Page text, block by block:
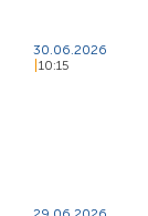
30.06.2026
10:15